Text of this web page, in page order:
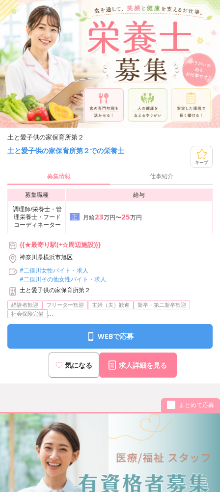
土と愛子供の家保育所第２
土と愛子供の家保育所第２での栄養士
キープ
募集情報 仕事紹介
募集職種
給与
調理師/栄養士・管
理栄養士・フード
コーディネーター
正 月給23万円〜25万円
{{★最寄り駅(+☆周辺施設)}}
神奈川県横浜市旭区
#二俣川女性バイト・求人
#二俣川その他女性バイト・求人
土と愛子供の家保育所第２
経験者歓迎 フリーター歓迎 主婦（夫）歓迎
新卒・第二新卒歓迎
社会保険完備 ...
WEBで応募
気になる 求人詳細を見る
まとめて応募